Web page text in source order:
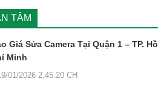
TÂM
Giá Sửa Camera Tại Quận 1 – TP. Hồ
Minh
01/2026 2:45:20 CH